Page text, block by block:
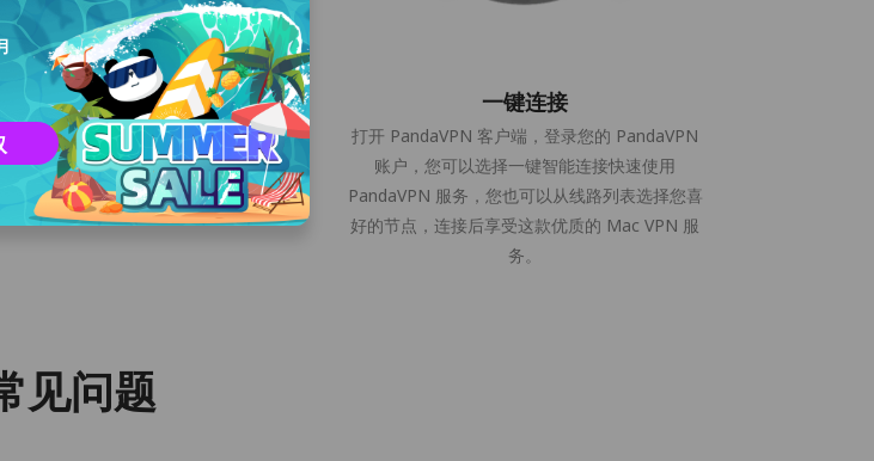
下载安装
载”按钮，为您的电脑下载官方
应用安装包，并安装至您
的电脑设备上。
一键连接
打开 PandaVPN 客户端，登录您的 PandaVPN
账户，您可以选择一键智能连接快速使用
PandaVPN 服务，您也可以从线路列表选择您喜
好的节点，连接后享受这款优质的 Mac VPN 服
务。
见问题